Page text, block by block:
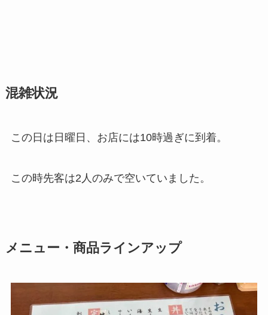
混雑状況
この日は日曜日、お店には10時過ぎに到着。
この時先客は2人のみで空いていました。
メニュー・商品ラインアップ